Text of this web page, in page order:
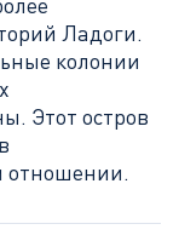
Ладоги.
колонии
Этот остров
отношении.